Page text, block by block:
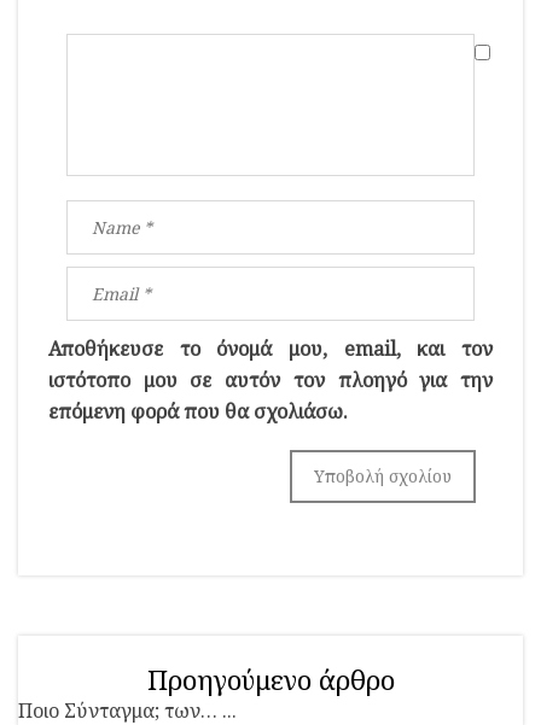
Αποθήκευσε το όνομά μου, email, και τον
ιστότοπο μου σε αυτόν τον πλοηγό για την
επόμενη φορά που θα σχολιάσω.
Προηγούμενο άρθρο
Ποιο Σύνταγμα; των… ...